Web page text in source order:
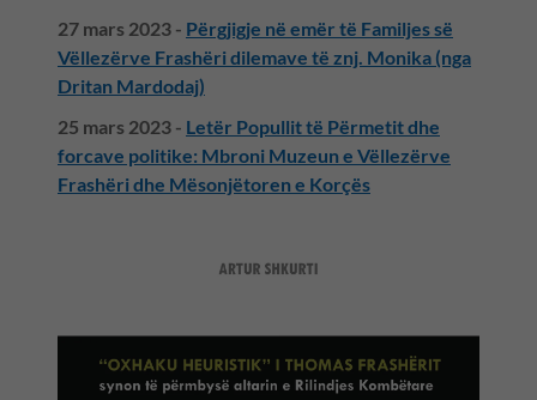
27 mars 2023 - Përgjigje në emër të Familjes së
Vëllezërve Frashëri dilemave të znj. Monika (nga
Dritan Mardodaj)
25 mars 2023 - Letër Popullit të Përmetit dhe
forcave politike: Mbroni Muzeun e Vëllezërve
Frashëri dhe Mësonjëtoren e Korçës